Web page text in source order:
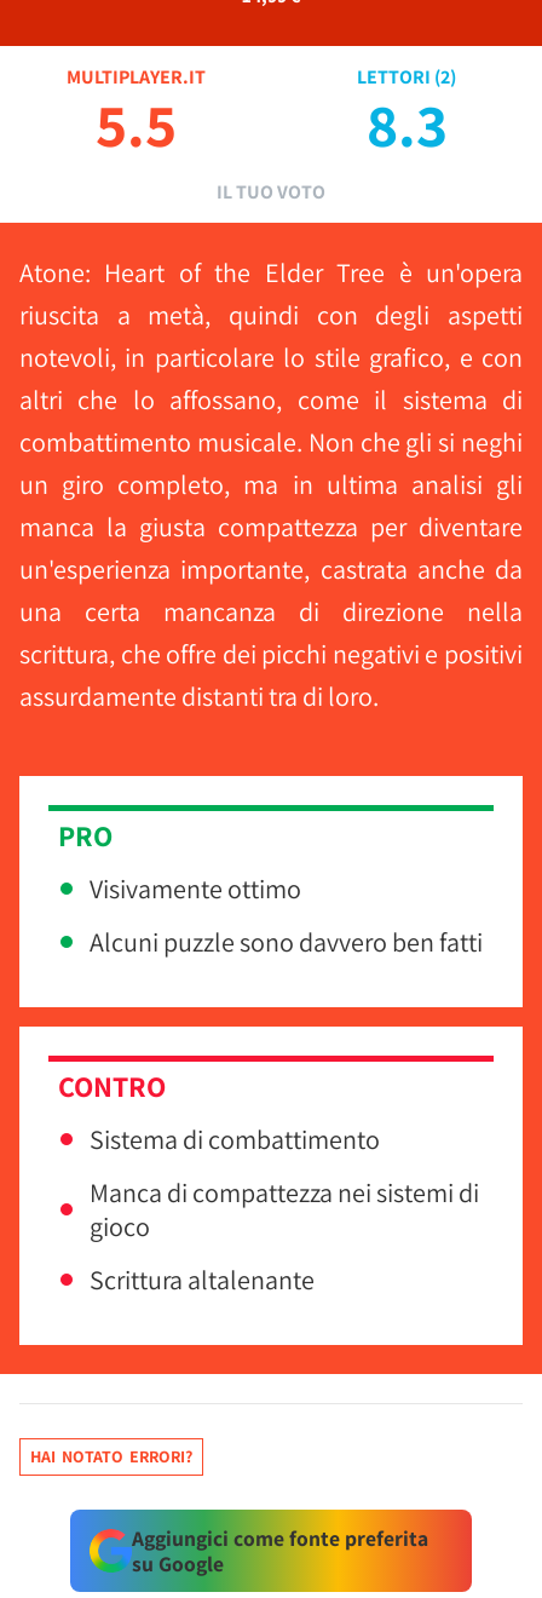
MULTIPLAYER.IT
5.5
LETTORI (2)
8.3
IL TUO VOTO
Atone: Heart of the Elder Tree è un'opera
riuscita a metà, quindi con degli aspetti
notevoli, in particolare lo stile grafico, e con
altri che lo affossano, come il sistema di
combattimento musicale. Non che gli si neghi
un giro completo, ma in ultima analisi gli
manca la giusta compattezza per diventare
un'esperienza importante, castrata anche da
una certa mancanza di direzione nella
scrittura, che offre dei picchi negativi e positivi
assurdamente distanti tra di loro.
PRO
Visivamente ottimo
Alcuni puzzle sono davvero ben fatti
CONTRO
Sistema di combattimento
Manca di compattezza nei sistemi di
gioco
Scrittura altalenante
HAI NOTATO ERRORI?
Aggiungici come fonte preferita
su Google